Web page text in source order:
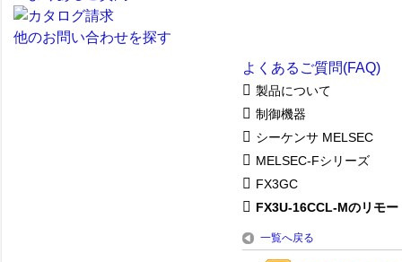
他のお問い合わせを探す
よくあるご質問(FAQ)
製品について
制御機器
シーケンサ MELSEC
MELSEC-Fシリーズ
FX3GC
FX3U-16CCL-Mのリモー
一覧へ戻る